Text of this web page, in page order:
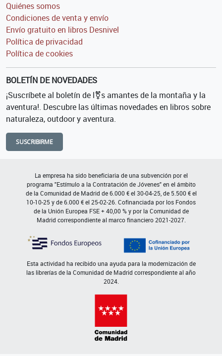
Quiénes somos
Condiciones de venta y envío
Envío gratuito en libros Desnivel
Política de privacidad
Política de cookies
BOLETÍN DE NOVEDADES
¡Suscríbete al boletín de l⚧s amantes de la montaña y la
aventura!. Descubre las últimas novedades en libros sobre
naturaleza, outdoor y aventura.
SUSCRIBIRME
La empresa ha sido beneficiaria de una subvención por el
programa "Estímulo a la Contratación de Jóvenes" en el ámbito
de la Comunidad de Madrid de 6.000 € el 30-04-25, de 5.500 € el
10-10-25 y de 6.000 € el 25-02-26. Cofinanciada por los Fondos
de la Unión Europea FSE + 40,00 % y por la Comunidad de
Madrid correspondiente al marco financiero 2021-2027.
Esta actividad ha recibido una ayuda para la modernización de
las librerías de la Comunidad de Madrid correspondiente al año
2024.